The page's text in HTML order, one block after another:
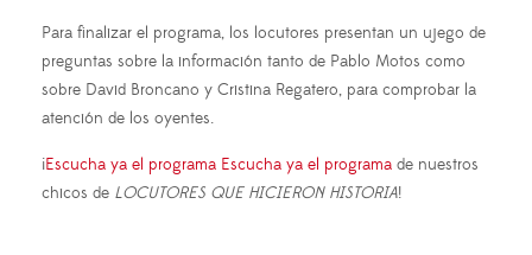
Para finalizar el programa, los locutores presentan un ujego de
preguntas sobre la información tanto de Pablo Motos como
sobre David Broncano y Cristina Regatero, para comprobar la
atención de los oyentes.
¡Escucha ya el programa Escucha ya el programa de nuestros
chicos de LOCUTORES QUE HICIERON HISTORIA!